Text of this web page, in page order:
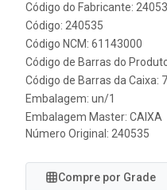
Código do Fabricante:
Código: 240535
Código NCM: 61143000
Código de Barras do
Código de Barras da Caixa:
Embalagem: un/1
Embalagem Master: CAIXA
Número Original: 240535
Compre por Grade